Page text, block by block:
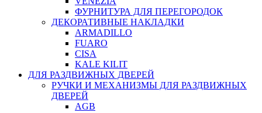
ФУРНИТУРА ДЛЯ ПЕРЕГОРОДОК
ДЕКОРАТИВНЫЕ НАКЛАДКИ
ARMADILLO
FUARO
CISA
KALE KILIT
ДЛЯ РАЗДВИЖНЫХ ДВЕРЕЙ
РУЧКИ И МЕХАНИЗМЫ ДЛЯ РАЗДВИЖНЫХ
ДВЕРЕЙ
AGB